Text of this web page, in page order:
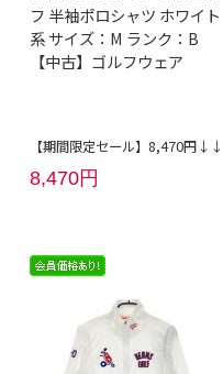
フ 半袖ポロシャツ ホワイト
系 サイズ：M ランク：B
【中古】ゴルフウェア
【期間限定セール】8,470円↓↓
8,470円